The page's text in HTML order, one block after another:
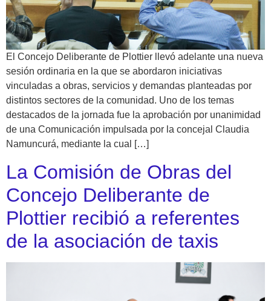
El Concejo Deliberante de Plottier llevó adelante una nueva
sesión ordinaria en la que se abordaron iniciativas
vinculadas a obras, servicios y demandas planteadas por
distintos sectores de la comunidad. Uno de los temas
destacados de la jornada fue la aprobación por unanimidad
de una Comunicación impulsada por la concejal Claudia
Namuncurá, mediante la cual […]
La Comisión de Obras del
Concejo Deliberante de
Plottier recibió a referentes
de la asociación de taxis